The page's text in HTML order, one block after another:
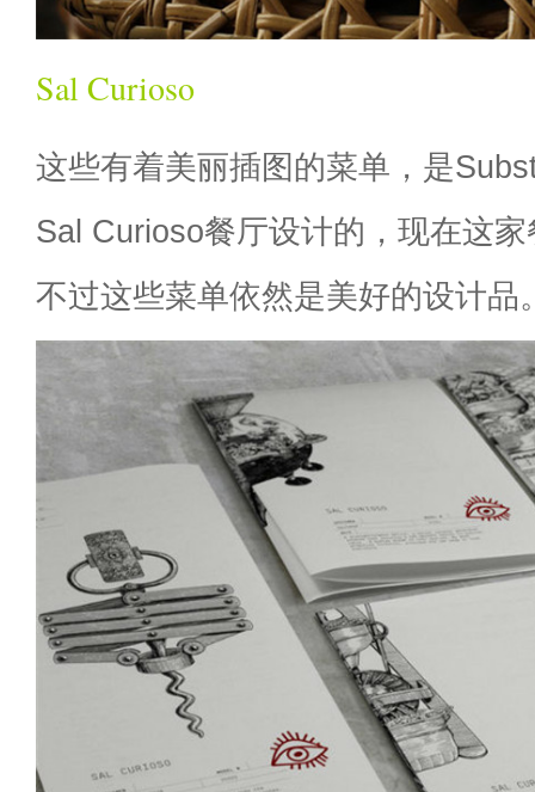
Sal Curioso
这些有着美丽插图的菜单，是
Sal Curioso餐厅设计的，现在这
不过这些菜单依然是美好的设计品